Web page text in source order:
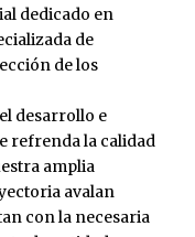
dedicado en
de
de los
desarrollo e
refrenda la calidad
amplia
avalan
con la necesaria